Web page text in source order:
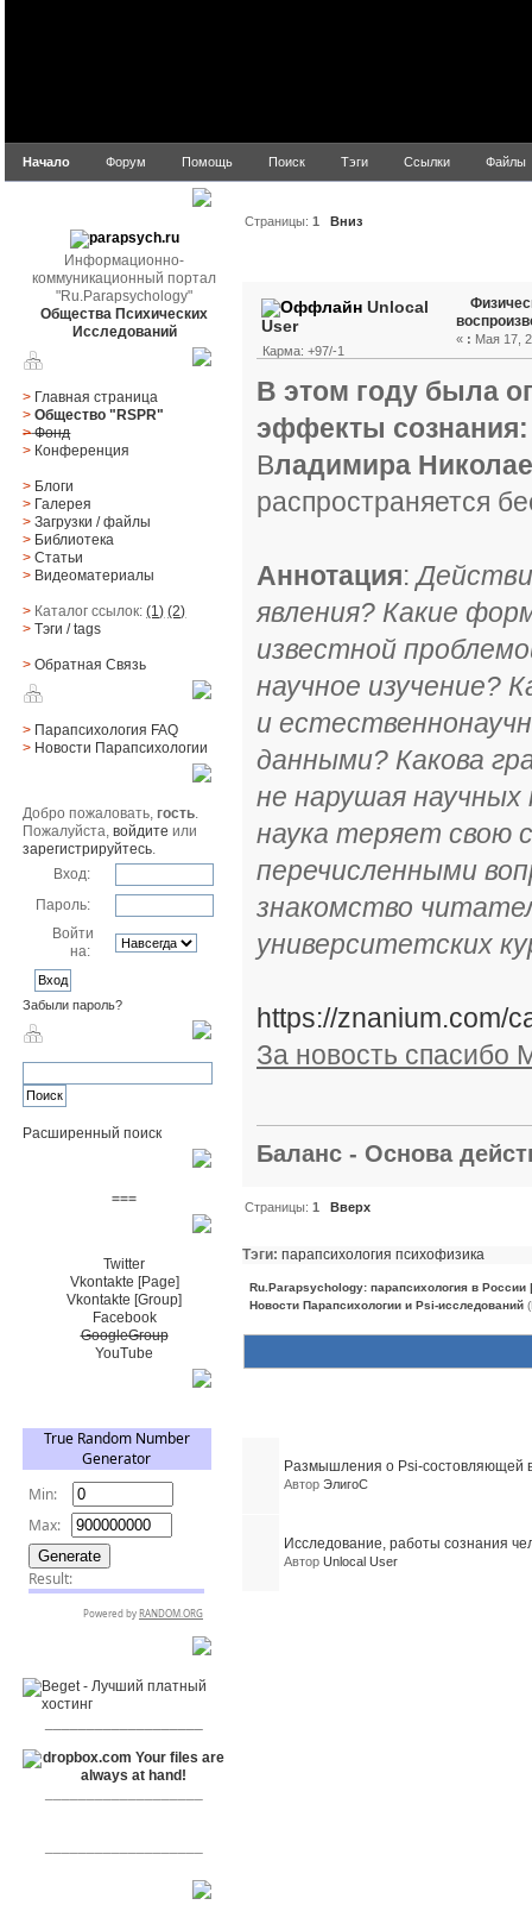
Начало Форум Помощь Поиск Тэги Ссылки Файлы
Информационно-
коммуникационный портал
"Ru.Parapsychology"
Общества Психических
Исследований
> Главная страница
> Общество "RSPR"
> Фонд
> Конференция
> Блоги
> Галерея
> Загрузки/файлы
> Библиотека
> Статьи
> Видеоматериалы
> Каталог ссылок:(1) (2)
> Тэги/ tags
> Обратная Cвязь
> Парапсихология FAQ
> Новости Парапсихологии
Добро пожаловать,гость.
Пожалуйста,войдите или
зарегистрируйтесь.
Вход:
Пароль:
Войти
на:
Забыли пароль?
Расширенный поиск
===
Twitter
Vkontakte [Page]
Vkontakte [Group]
Facebook
GoogleGroup
YouTube
Страницы:1 Вниз
Unlocal
User
Карма: +97/-1
« : Мая 17,
В этом году была
эффекты
Владимира
распространяется
Аннотация:
явления? Какие
известной
научное изучение?
и
данными? Какова
не нарушая научных
наука теряет свою
перечисленными
знакомство
университетских
https://znanium.com/
За новость спасибо
Баланс - Основа
Страницы:1 Вверх
Тэги: парапсихология психофизика
Ru.Parapsychology: парапсихология в
Новости Парапсихологии и Psi-исследований
Размышления о Psi-состовляющей
Автор ЭлигоС
Исследование, работы сознания
Автор Unlocal User